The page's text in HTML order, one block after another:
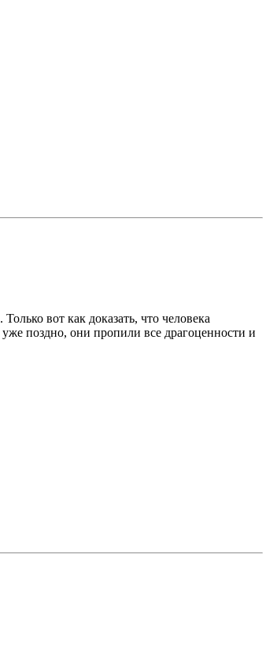
вот как доказать, что человека
поздно, они пропили все драгоценности и